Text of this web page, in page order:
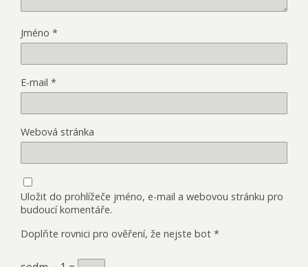
Jméno *
E-mail *
Webová stránka
Uložit do prohlížeče jméno, e-mail a webovou stránku pro
budoucí komentáře.
Doplňte rovnici pro ověření, že nejste bot *